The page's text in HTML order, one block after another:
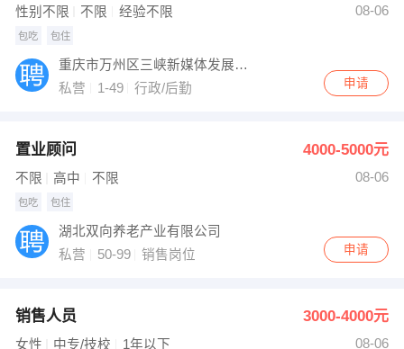
性别不限 不限 经验不限 08-06
包吃 包住
重庆市万州区三峡新媒体发展有限公司
私营
1-49 行政/后勤 申请
置业顾问 4000-5000元
不限 高中 不限 08-06
包吃 包住
湖北双向养老产业有限公司
私营
50-99 销售岗位 申请
销售人员 3000-4000元
女性 中专/技校 1年以下 08-06